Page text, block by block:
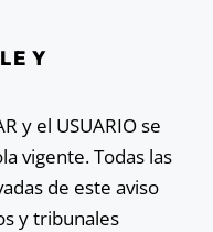
Y
y el USUARIO se
vigente. Todas las
de este aviso
y tribunales